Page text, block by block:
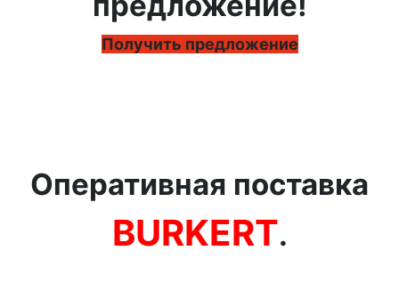
Получить предложение
Оперативная поставка
BURKERT.